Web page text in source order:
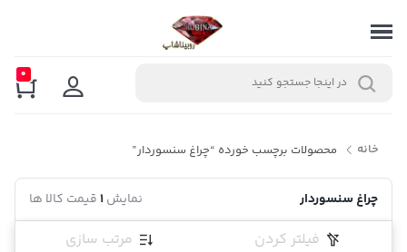
0
خانه محصولات برچسب خورده “چراغ سنسوردار”
چراغ سنسوردار نمایش1قیمت کالا ها
فیلتر کردن مرتب سازی